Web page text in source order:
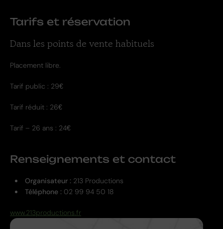
Tarifs et réservation
Dans les points de vente habituels
Placement libre.
Tarif public : 29€
Tarif réduit : 26€
Tarif – 26 ans : 24€
Renseignements et contact
Organisateur : 213 Productions
Téléphone : 02 99 94 50 18
www.213productions.fr